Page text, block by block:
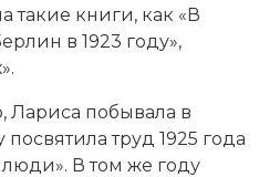
такие книги, как «В
в 1923 году»,
Лариса побывала в
труд 1925 года
В том же году